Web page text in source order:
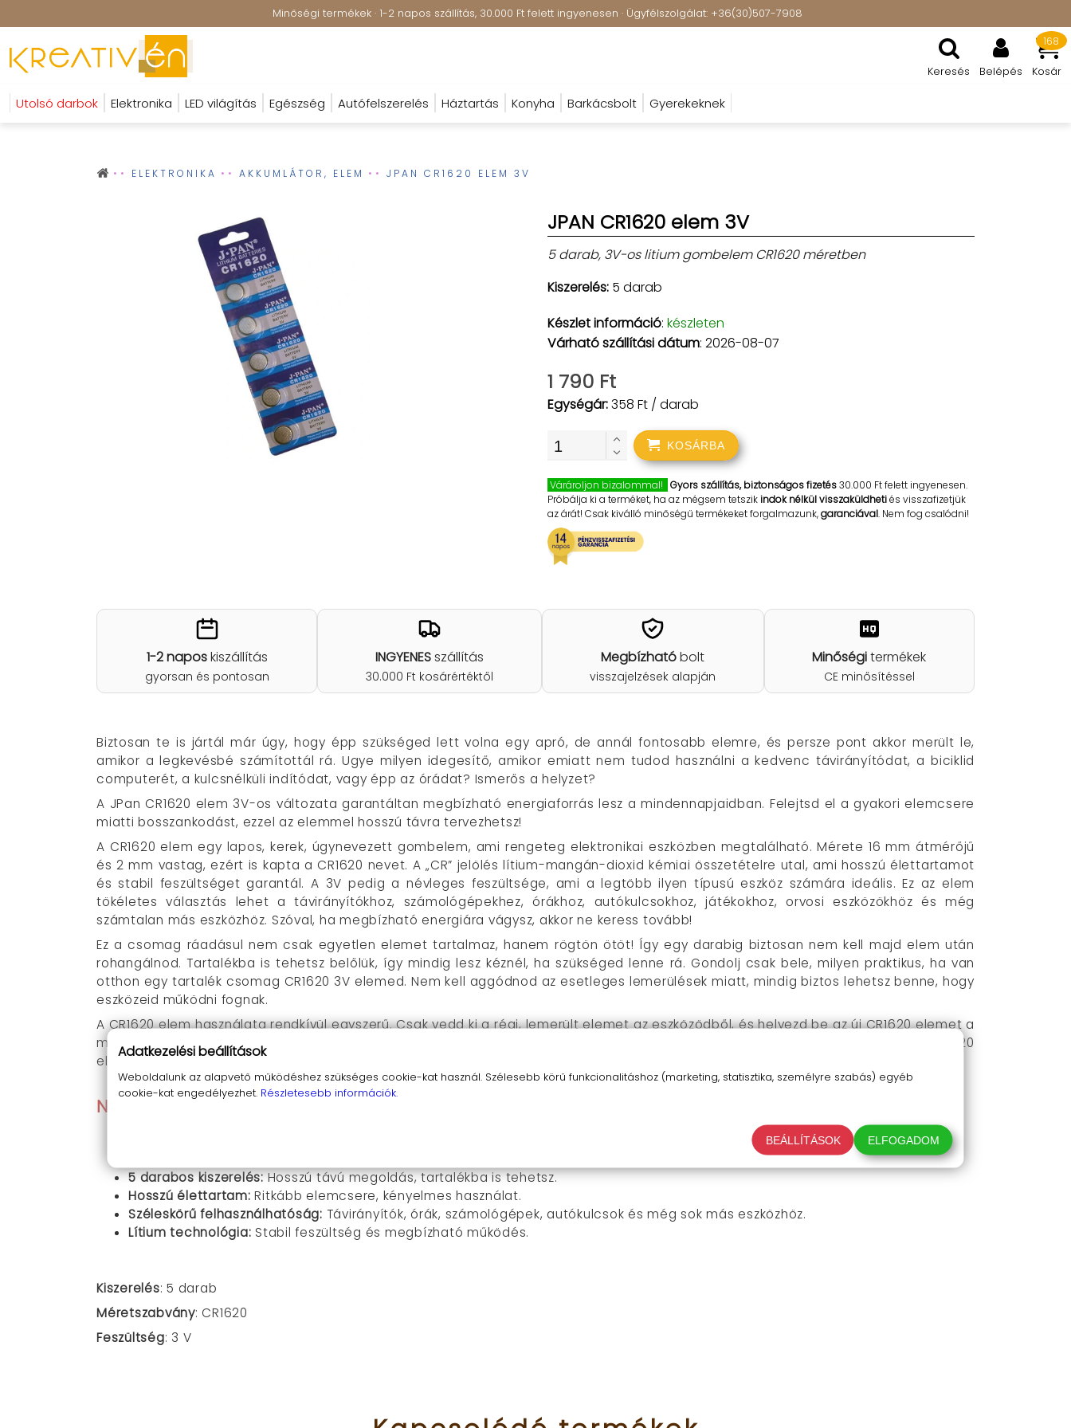
Minőségi termékek · 1-2 napos szállítás, 30.000 Ft felett ingyenesen · Ügyfélszolgálat: +36(30)507-7908
Keresés Belépés Kosár
168
Utolsó darbok Elektronika LED világítás Egészség Autófelszerelés Háztartás Konyha Barkácsbolt Gyerekeknek
ELEKTRONIKA AKKUMLÁTOR, ELEM JPAN CR1620 ELEM 3V
JPAN CR1620 elem 3V
5 darab, 3V-os litium gombelem CR1620 méretben
Kiszerelés: 5 darab
Készlet információ: készleten
Várható szállítási dátum: 2026-08-07
1 790 Ft
Egységár:358 Ft / darab
KOSÁRBA
Várároljon bizalommal! Gyors szállítás, biztonságos fizetés30.000 Ft felett ingyenesen.
Próbálja ki a terméket, ha az mégsem tetszikindok nélkül visszaküldhetiés visszafizetjük
az árát! Csak kiválló minőségű termékeket forgalmazunk,garanciával. Nem fog csalódni!
1-2 naposkiszállítás
gyorsan és pontosan
INGYENESszállítás
30.000 Ft kosárértéktől
Megbízhatóbolt
visszajelzések alapján
Minőségitermékek
CE minősítéssel
Biztosan te is jártál már úgy, hogy épp szükséged lett volna egy apró, de annál fontosabb elemre, és persze pont akkor merült le,
amikor a legkevésbé számítottál rá. Ugye milyen idegesítő, amikor emiatt nem tudod használni a kedvenc távirányítódat, a biciklid
computerét, a kulcsnélküli indítódat, vagy épp az órádat? Ismerős a helyzet?
A JPan CR1620 elem 3V-os változata garantáltan megbízható energiaforrás lesz a mindennapjaidban. Felejtsd el a gyakori elemcsere
miatti bosszankodást, ezzel az elemmel hosszú távra tervezhetsz!
A CR1620 elem egy lapos, kerek, úgynevezett gombelem, ami rengeteg elektronikai eszközben megtalálható. Mérete 16 mm átmérőjű
és 2 mm vastag, ezért is kapta a CR1620 nevet. A „CR” jelölés lítium-mangán-dioxid kémiai összetételre utal, ami hosszú élettartamot
és stabil feszültséget garantál. A 3V pedig a névleges feszültsége, ami a legtöbb ilyen típusú eszköz számára ideális. Ez az elem
tökéletes választás lehet a távirányítókhoz, számológépekhez, órákhoz, autókulcsokhoz, játékokhoz, orvosi eszközökhöz és még
számtalan más eszközhöz. Szóval, ha megbízható energiára vágysz, akkor ne keress tovább!
Ez a csomag ráadásul nem csak egyetlen elemet tartalmaz, hanem rögtön ötöt! Így egy darabig biztosan nem kell majd elem után
rohangálnod. Tartalékba is tehetsz belőlük, így mindig lesz kéznél, ha szükséged lenne rá. Gondolj csak bele, milyen praktikus, ha van
otthon egy tartalék csomag CR1620 3V elemed. Nem kell aggódnod az esetleges lemerülések miatt, mindig biztos lehetsz benne, hogy
eszközeid működni fognak.
A CR1620 elem használata rendkívül egyszerű. Csak vedd ki a régi, lemerült elemet az eszközödből, és helyezd be az új CR1620 elemet a
megfelelő polaritással (a „+” és „-” jelzésekre figyelj). Ennyi az egész! Gyors, egyszerű és problémamentes. Ez a termék 5 darab CR1620
elemet tartalmaz, így hosszú ideig ellát energiával.
Nézzük tehát összefoglalva a CR1620 elem 3V főbb előnyeit
5 darabos kiszerelés:Hosszú távú megoldás, tartalékba is tehetsz.
Hosszú élettartam: Ritkább elemcsere, kényelmes használat.
Széleskörű felhasználhatóság: Távirányítók, órák, számológépek, autókulcsok és még sok más eszközhöz.
Lítium technológia: Stabil feszültség és megbízható működés.
Kiszerelés: 5 darab
Méretszabvány: CR1620
Feszültség: 3 V
Adatkezelési beállítások
Weboldalunk az alapvető működéshez szükséges cookie-kat használ. Szélesebb körű funkcionalitáshoz (marketing, statisztika, személyre szabás) egyéb
cookie-kat engedélyezhet. Részletesebb információk.
BEÁLLÍTÁSOK ELFOGADOM